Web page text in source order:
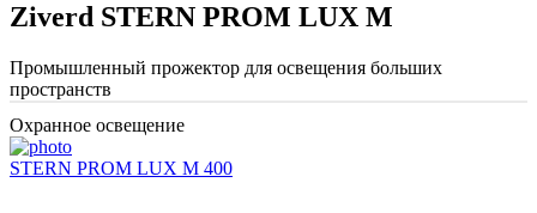
Ziverd STERN PROM LUX M
Промышленный прожектор для освещения больших
пространств
Охранное освещение
STERN PROM LUX M 400